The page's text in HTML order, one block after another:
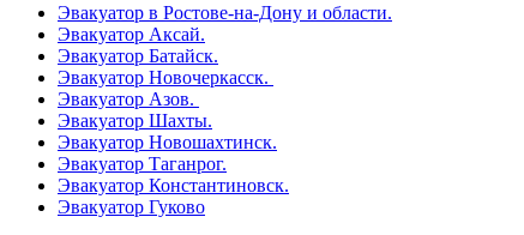
Эвакуатор в Ростове-на-Дону и области.
Эвакуатор Аксай.
Эвакуатор Батайск.
Эвакуатор Новочеркасск.
Эвакуатор Азов.
Эвакуатор Шахты.
Эвакуатор Новошахтинск.
Эвакуатор Таганрог.
Эвакуатор Константиновск.
Эвакуатор Гуково